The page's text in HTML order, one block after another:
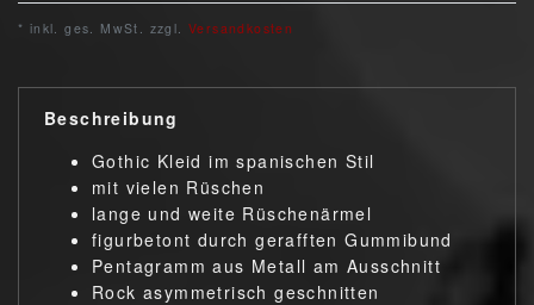
* inkl. ges. MwSt. zzgl. Versandkosten
Beschreibung
Gothic Kleid im spanischen Stil
mit vielen Rüschen
lange und weite Rüschenärmel
figurbetont durch gerafften Gummibund
Pentagramm aus Metall am Ausschnitt
Rock asymmetrisch geschnitten